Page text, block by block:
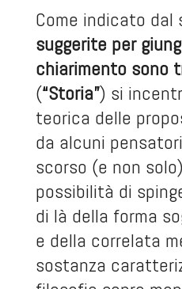
Come indicato
suggerite per
chiarimento sono
(“Storia”) si
teorica delle
da alcuni
scorso (e non
possibilità di
di là della forma
e della correlata
sostanza